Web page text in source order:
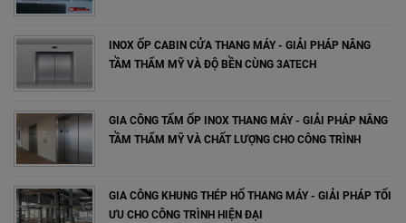
INOX ỐP CABIN CỬA THANG MÁY - GIẢI PHÁP NÂNG
TẦM THẨM MỸ VÀ ĐỘ BỀN CÙNG 3ATECH
GIA CÔNG TẤM ỐP INOX THANG MÁY - GIẢI PHÁP NÂNG
TẦM THẨM MỸ VÀ CHẤT LƯỢNG CHO CÔNG TRÌNH
GIA CÔNG KHUNG THÉP HỐ THANG MÁY - GIẢI PHÁP TỐI
ƯU CHO CÔNG TRÌNH HIỆN ĐẠI